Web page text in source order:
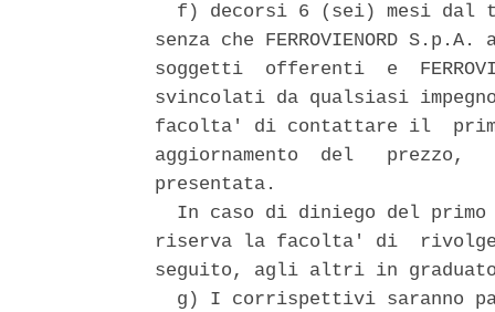
f) decorsi 6 (sei) mesi dal
senza che FERROVIENORD
soggetti  offerenti  e
svincolati da qualsiasi
facolta' di contattare il
aggiornamento  del
presentata.
In caso di diniego del
riserva la facolta' di
seguito, agli altri in
g) I corrispettivi saranno